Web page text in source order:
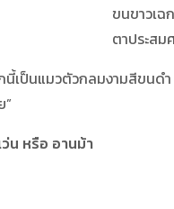
เฉกเมฆลม ล
สมศรีชื้น เป
เป็นแมวตัวกลมงามสีขนดำ
น หรือ อานม้า